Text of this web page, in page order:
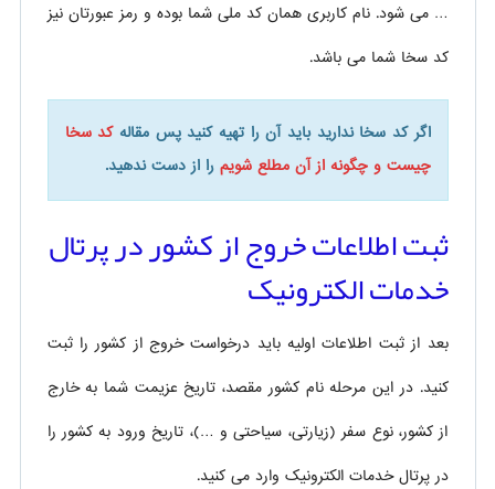
… می شود. نام کاربری همان کد ملی شما بوده و رمز عبورتان نیز
کد سخا شما می باشد.
اگر کد سخا ندارید باید آن را تهیه کنید پس مقالهکد سخا
چیست و چگونه از آن مطلع شویم را از دست ندهید.
ثبت اطلاعات خروج از کشور در پرتال
خدمات الکترونیک
بعد از ثبت اطلاعات اولیه باید درخواست خروج از کشور را ثبت
کنید. در این مرحله نام کشور مقصد، تاریخ عزیمت شما به خارج
از کشور، نوع سفر (زیارتی، سیاحتی و …)، تاریخ ورود به کشور را
در پرتال خدمات الکترونیک وارد می کنید.